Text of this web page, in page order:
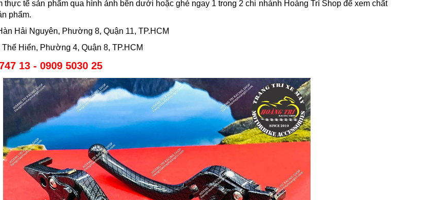
thực tế sản phẩm qua hình ảnh bên dưới hoặc ghé ngay 1 trong 2 chi nhánh Hoàng Trí Shop để xem chất
phẩm.
Hải Nguyên, Phường 8, Quận 11, TP.HCM
Hiển, Phường 4, Quận 8, TP.HCM
13 - 0909 5030 25